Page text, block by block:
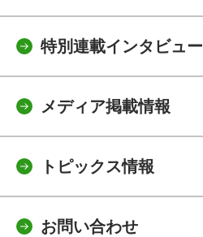
特別連載インタビュー
メディア掲載情報
トピックス情報
お問い合わせ